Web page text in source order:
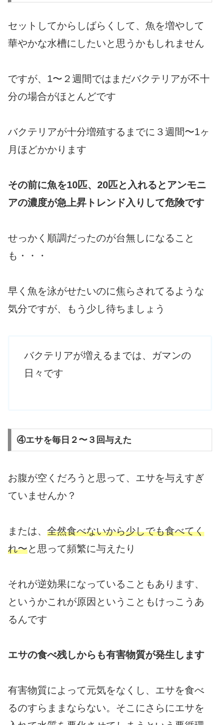
セットしてからしばらくして、魚を増やして
華やかな水槽にしたいと思うかもしれません
ですが、1〜２週間ではまだバクテリアが不十
分の場合がほとんどです
バクテリアが十分増殖するまでに３週間〜1ヶ
月ほどかかります
その前に魚を10匹、20匹と入れるとアンモニ
アの濃度が急上昇トレンド入りして危険です
せっかく順調だったのが台無しになること
も・・・
早く魚を泳がせたいのに焦らされてるような
気分ですが、もう少し待ちましょう
バクテリアが増えるまでは、ガマンの
日々です
④エサを毎日２〜３回与えた
お腹が空くだろうと思って、エサを与えすぎ
ていませんか？
または、 全然食べないから少しでも食べてく
れ〜と思って頻繁に与えたり
それが逆効果になっていることもあります、
というかこれが原因ということもけっこうあ
るんです
エサの食べ残しからも有害物質が発生します
有害物質によって元気をなくし、エサを食べ
るのすらままならない。そこにさらにエサを